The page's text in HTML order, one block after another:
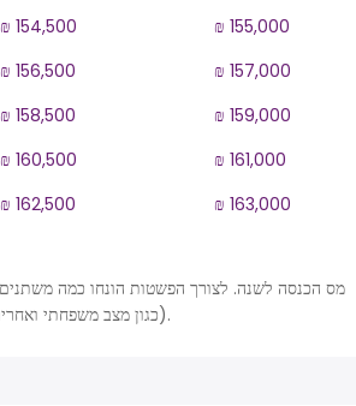
₪ 154,500
₪ 155,000
₪ 156,500
₪ 157,000
₪ 158,500
₪ 159,000
₪ 160,500
₪ 161,000
₪ 162,500 ₪ 163,000
(כגון מצב משפחתי ואחרים). מסמך זה אינו מייצג סמכות חוקית וישמש למטרות קירוב בלבד.